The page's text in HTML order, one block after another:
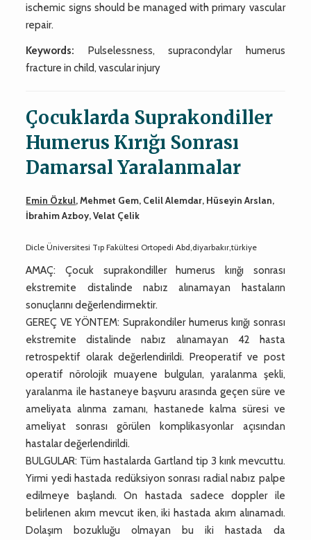
ischemic signs should be managed with primary vascular
repair.
Keywords: Pulselessness, supracondylar humerus
fracture in child, vascular injury
Çocuklarda Suprakondiller
Humerus Kırığı Sonrası
Damarsal Yaralanmalar
Emin Özkul, Mehmet Gem, Celil Alemdar, Hüseyin Arslan,
İbrahim Azboy, Velat Çelik
Dicle Üniversitesi Tıp Fakültesi Ortopedi Abd,diyarbakır,türkiye
AMAÇ: Çocuk suprakondiller humerus kırığı sonrası
ekstremite distalinde nabız alınamayan hastaların
sonuçlarını değerlendirmektir.
GEREÇ VE YÖNTEM: Suprakondiler humerus kırığı sonrası
ekstremite distalinde nabız alınamayan 42 hasta
retrospektif olarak değerlendirildi. Preoperatif ve post
operatif nörolojik muayene bulguları, yaralanma şekli,
yaralanma ile hastaneye başvuru arasında geçen süre ve
ameliyata alınma zamanı, hastanede kalma süresi ve
ameliyat sonrası görülen komplikasyonlar açısından
hastalar değerlendirildi.
BULGULAR: Tüm hastalarda Gartland tip 3 kırık mevcuttu.
Yirmi yedi hastada redüksiyon sonrası radial nabız palpe
edilmeye başlandı. On hastada sadece doppler ile
belirlenen akım mevcut iken, iki hastada akım alınamadı.
Dolaşım bozukluğu olmayan bu iki hastada da